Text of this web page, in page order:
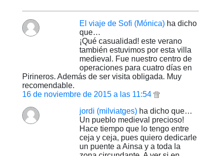
El viaje de Sofi (Mónica) ha dicho
que…
¡Qué casualidad! este verano
también estuvimos por esta villa
medieval. Fue nuestro centro de
operaciones para cuatro días en
Pirineros. Además de ser visita obligada. Muy
recomendable.
16 de noviembre de 2015 a las 11:54
jordi (milviatges) ha dicho que…
Un pueblo medieval precioso!
Hace tiempo que lo tengo entre
ceja y ceja, pues quiero dedicarle
un puente a Ainsa y a toda la